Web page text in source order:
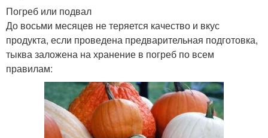
Погреб или подвал
До восьми месяцев не теряется качество и вкус
продукта, если проведена предварительная подготовка,
тыква заложена на хранение в погреб по всем
правилам: